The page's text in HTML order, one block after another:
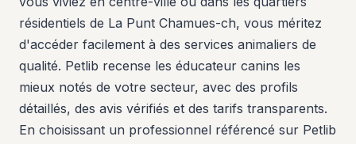
résidentiels de La Punt Chamues-ch, vous méritez
d'accéder facilement à des services animaliers de
qualité. Petlib recense les éducateur canins les
mieux notés de votre secteur, avec des profils
détaillés, des avis vérifiés et des tarifs transparents.
En choisissant un professionnel référencé sur Petlib